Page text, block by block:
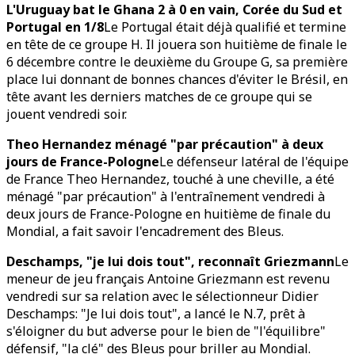
L'Uruguay bat le Ghana 2 à 0 en vain, Corée du Sud et
Portugal en 1/8Le Portugal était déjà qualifié et termine
en tête de ce groupe H. Il jouera son huitième de finale le
6 décembre contre le deuxième du Groupe G, sa première
place lui donnant de bonnes chances d'éviter le Brésil, en
tête avant les derniers matches de ce groupe qui se
jouent vendredi soir.
Theo Hernandez ménagé "par précaution" à deux
jours de France-PologneLe défenseur latéral de l'équipe
de France Theo Hernandez, touché à une cheville, a été
ménagé "par précaution" à l'entraînement vendredi à
deux jours de France-Pologne en huitième de finale du
Mondial, a fait savoir l'encadrement des Bleus.
Deschamps, "je lui dois tout", reconnaît GriezmannLe
meneur de jeu français Antoine Griezmann est revenu
vendredi sur sa relation avec le sélectionneur Didier
Deschamps: "Je lui dois tout", a lancé le N.7, prêt à
s'éloigner du but adverse pour le bien de "l'équilibre"
défensif, "la clé" des Bleus pour briller au Mondial.